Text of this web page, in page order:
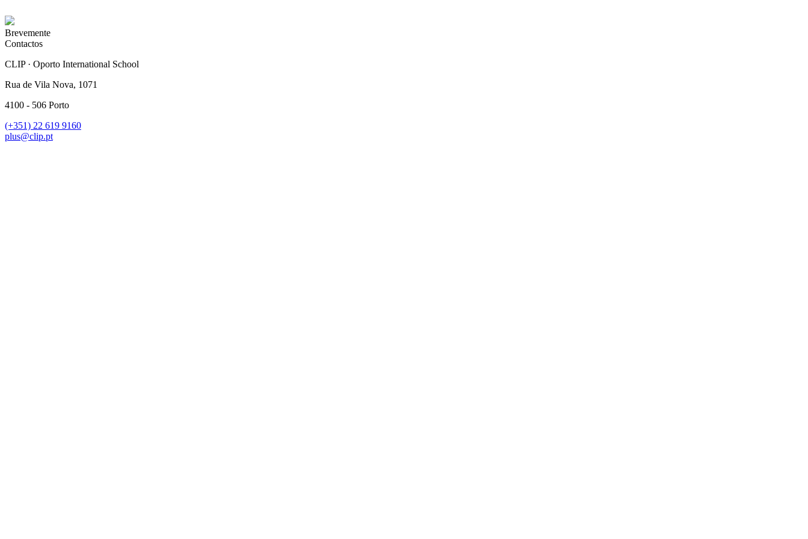
Brevemente
Contactos
CLIP · Oporto International School
Rua de Vila Nova, 1071
4100 - 506 Porto
(+351) 22 619 9160
plus@clip.pt